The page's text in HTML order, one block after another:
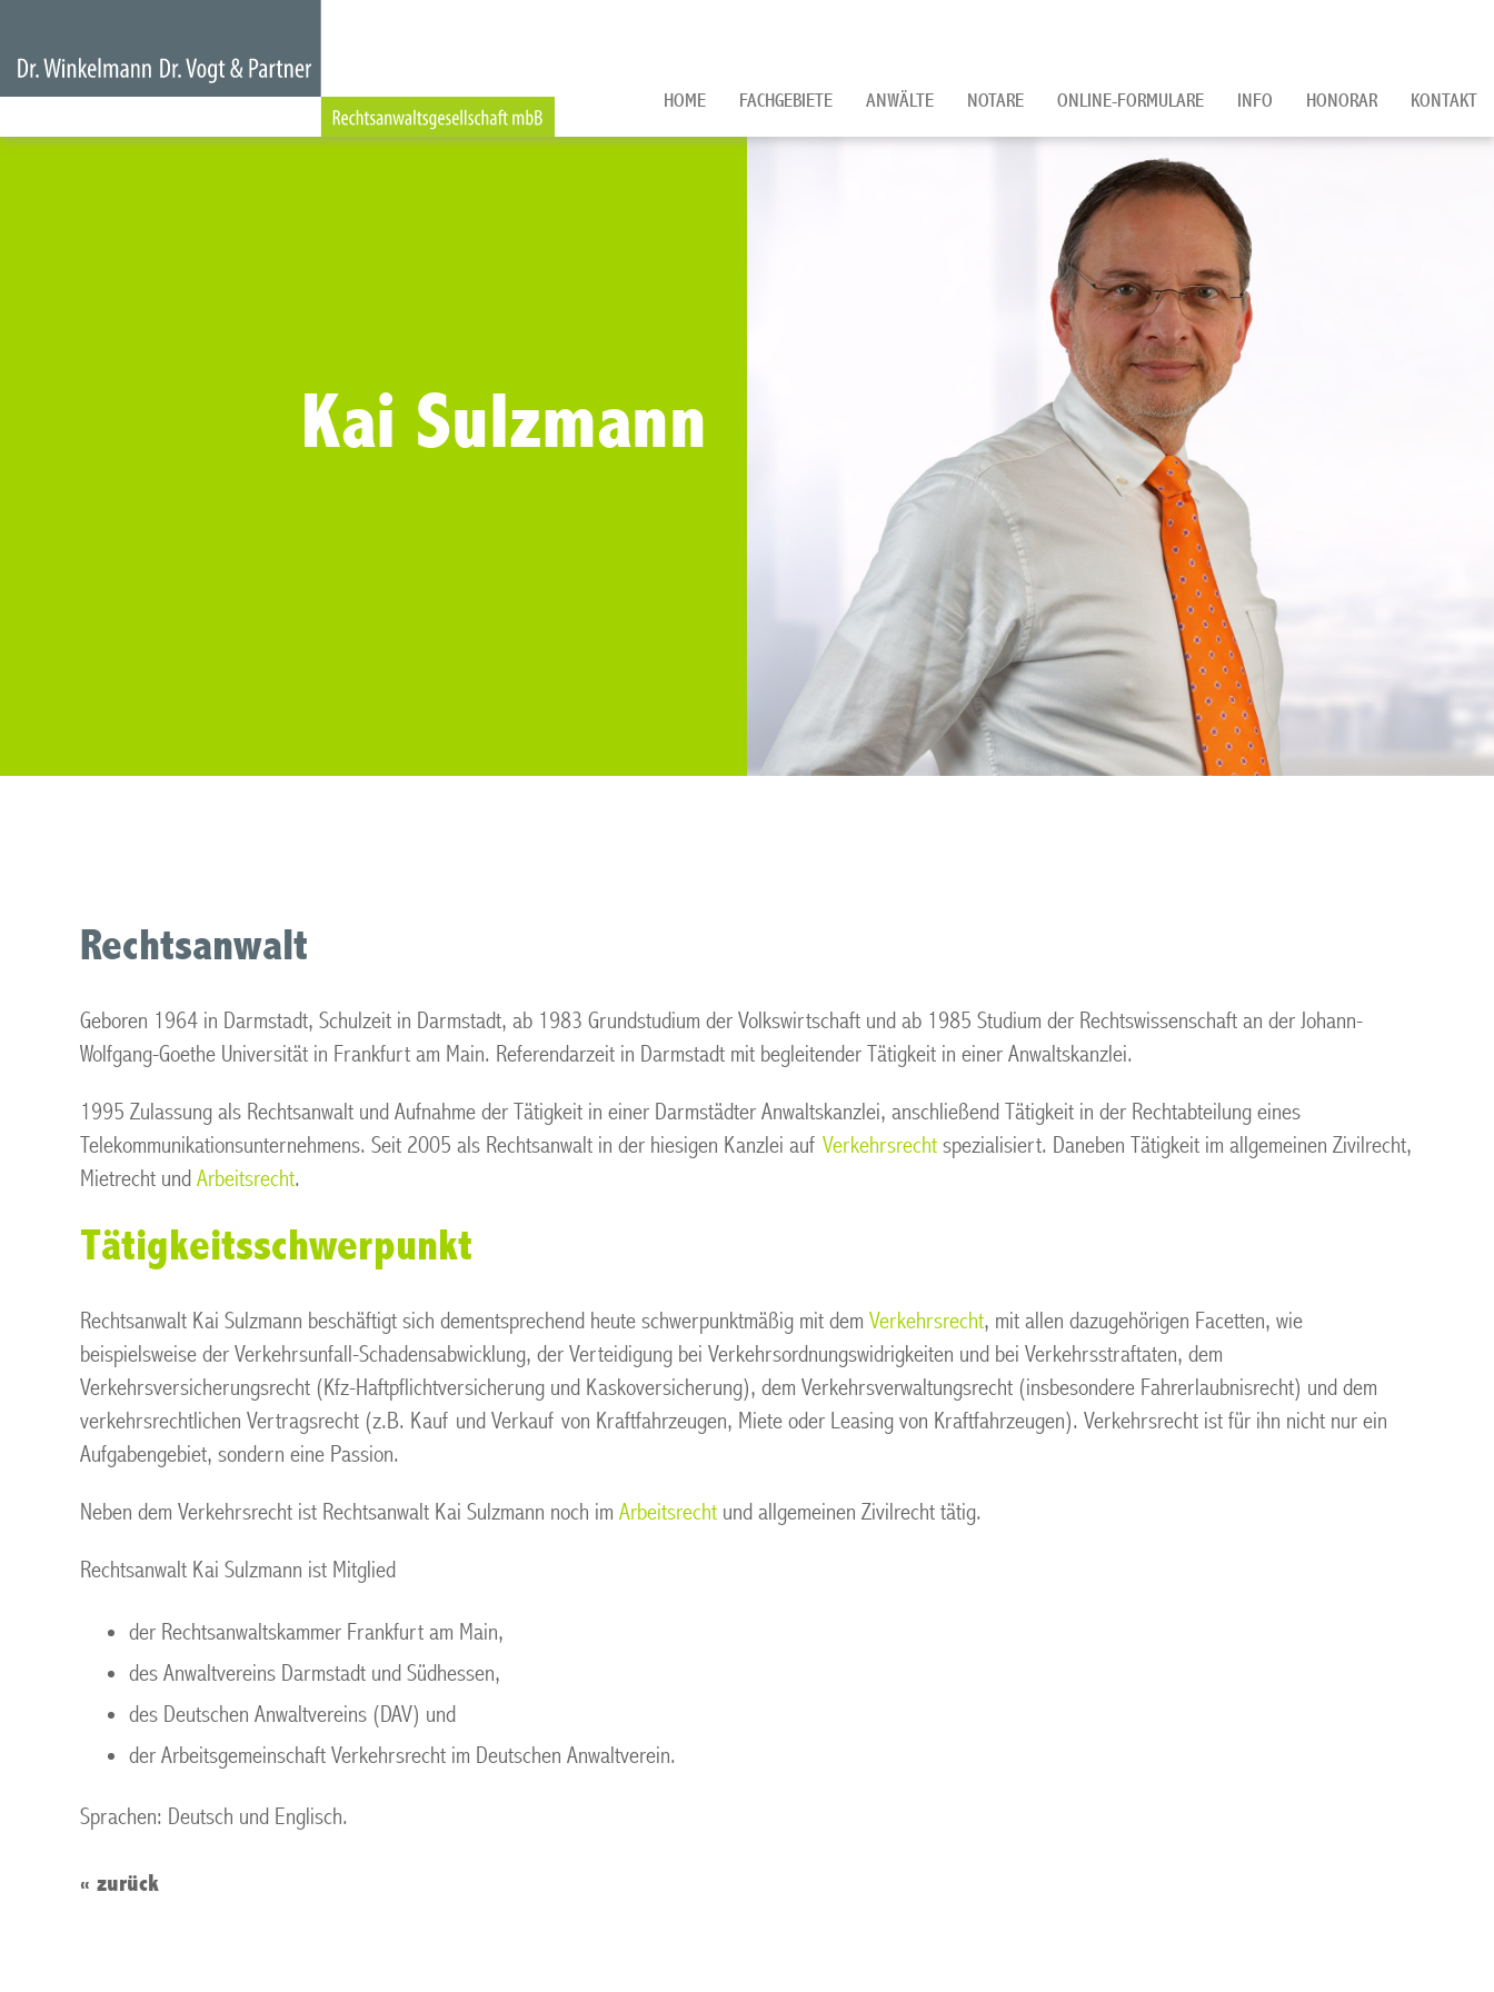
HOME FACHGEBIETE ANWÄLTE NOTARE ONLINE-FORMULARE INFO HONORAR KONTAKT
Kai Sulzmann
Rechtsanwalt
Geboren 1964 in Darmstadt, Schulzeit in Darmstadt, ab 1983 Grundstudium der Volkswirtschaft und ab 1985 Studium der Rechtswissenschaft an der Johann-
Wolfgang-Goethe Universität in Frankfurt am Main. Referendarzeit in Darmstadt mit begleitender Tätigkeit in einer Anwaltskanzlei.
1995 Zulassung als Rechtsanwalt und Aufnahme der Tätigkeit in einer Darmstädter Anwaltskanzlei, anschließend Tätigkeit in der Rechtabteilung eines
Telekommunikationsunternehmens. Seit 2005 als Rechtsanwalt in der hiesigen Kanzlei auf Verkehrsrecht spezialisiert. Daneben Tätigkeit im allgemeinen Zivilrecht,
Mietrecht und Arbeitsrecht.
Tätigkeitsschwerpunkt
Rechtsanwalt Kai Sulzmann beschäftigt sich dementsprechend heute schwerpunktmäßig mit dem Verkehrsrecht, mit allen dazugehörigen Facetten, wie
beispielsweise der Verkehrsunfall-Schadensabwicklung, der Verteidigung bei Verkehrsordnungswidrigkeiten und bei Verkehrsstraftaten, dem
Verkehrsversicherungsrecht (Kfz-Haftpflichtversicherung und Kaskoversicherung), dem Verkehrsverwaltungsrecht (insbesondere Fahrerlaubnisrecht) und dem
verkehrsrechtlichen Vertragsrecht (z.B. Kauf und Verkauf von Kraftfahrzeugen, Miete oder Leasing von Kraftfahrzeugen). Verkehrsrecht ist für ihn nicht nur ein
Aufgabengebiet, sondern eine Passion.
Neben dem Verkehrsrecht ist Rechtsanwalt Kai Sulzmann noch im Arbeitsrecht und allgemeinen Zivilrecht tätig.
Rechtsanwalt Kai Sulzmann ist Mitglied
der Rechtsanwaltskammer Frankfurt am Main,
des Anwaltvereins Darmstadt und Südhessen,
des Deutschen Anwaltvereins (DAV) und
der Arbeitsgemeinschaft Verkehrsrecht im Deutschen Anwaltverein.
Sprachen: Deutsch und Englisch.
« zurück